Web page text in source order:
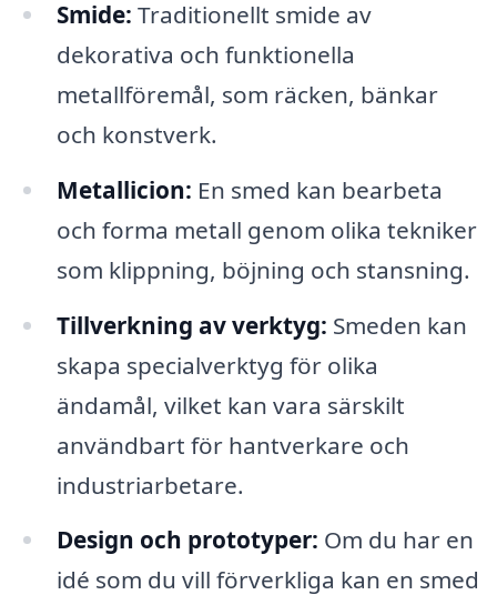
Smide: Traditionellt smide av
dekorativa och funktionella
metallföremål, som räcken, bänkar
och konstverk.
Metallicion: En smed kan bearbeta
och forma metall genom olika tekniker
som klippning, böjning och stansning.
Tillverkning av verktyg: Smeden kan
skapa specialverktyg för olika
ändamål, vilket kan vara särskilt
användbart för hantverkare och
industriarbetare.
Design och prototyper: Om du har en
idé som du vill förverkliga kan en smed